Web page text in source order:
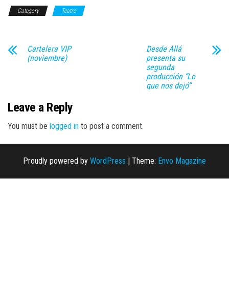
Category Teatro
Cartelera VIP
(noviembre)
Desde Allá
presenta su
segunda
producción “Lo
que nos dejó”
Leave a Reply
You must be logged in to post a comment.
Proudly powered by WordPress | Theme: Envo Magazine